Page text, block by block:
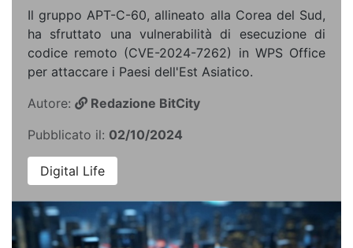
Il gruppo APT-C-60, allineato alla Corea del Sud,
ha sfruttato una vulnerabilità di esecuzione di
codice remoto (CVE-2024-7262) in WPS Office
per attaccare i Paesi dell'Est Asiatico.
Autore:
Redazione BitCity
Pubblicato il: 02/10/2024
Digital Life